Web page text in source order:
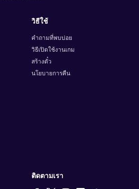
วิธีใช้
คำถามที่พบบ่อย
วิธีเปิดใช้งานเกม
สร้างตั๋ว
นโยบายการคืน
ติดตามเรา